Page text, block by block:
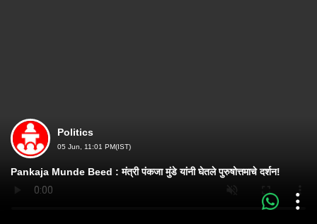
Politics
05 Jun, 11:01 PM(IST)
Pankaja Munde Beed : मंत्री पंकजा मुंडे यांनी घेतले पुरुषोत्तमाचे दर्शन!